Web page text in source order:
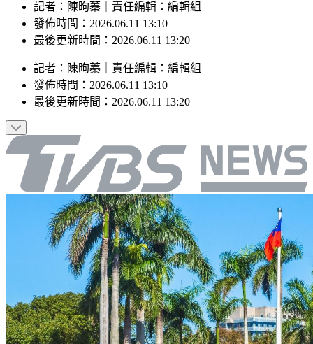
記者：陳昫蓁｜責任編輯：編輯組
發佈時間：2026.06.11 13:10
最後更新時間：2026.06.11 13:20
記者 ： 陳昫蓁 責任編輯 ： 編輯組
發佈時間： 2026.06.11 13:10
最後更新時間： 2026.06.11 13:20